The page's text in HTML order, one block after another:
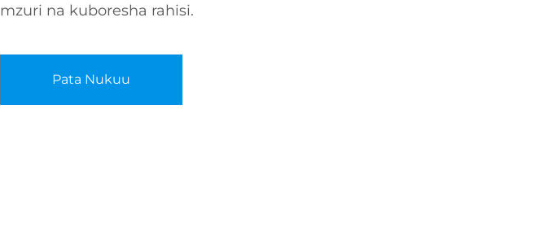
mzuri na kuboresha rahisi.
Pata Nukuu